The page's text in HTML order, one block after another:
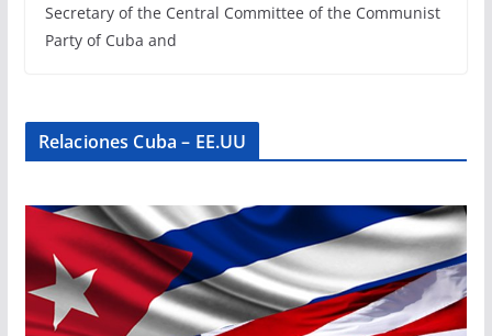
Secretary of the Central Committee of the Communist
Party of Cuba and
Relaciones Cuba – EE.UU